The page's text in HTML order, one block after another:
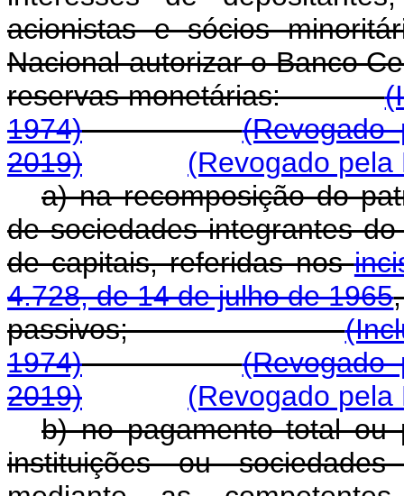
acionistas e sócios
Nacional autorizar o Banco
reservas monetárias:
1974)
2019)
(Revogado pela
a) na recomposição do
de sociedades integrantes
de capitais, referidas nos
4.728, de 14 de julho de 1965
passivos;
1974)
2019)
(Revogado pela
b) no pagamento total ou
instituições ou